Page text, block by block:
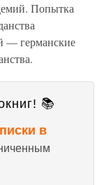
Попытка
— германские
📚
в